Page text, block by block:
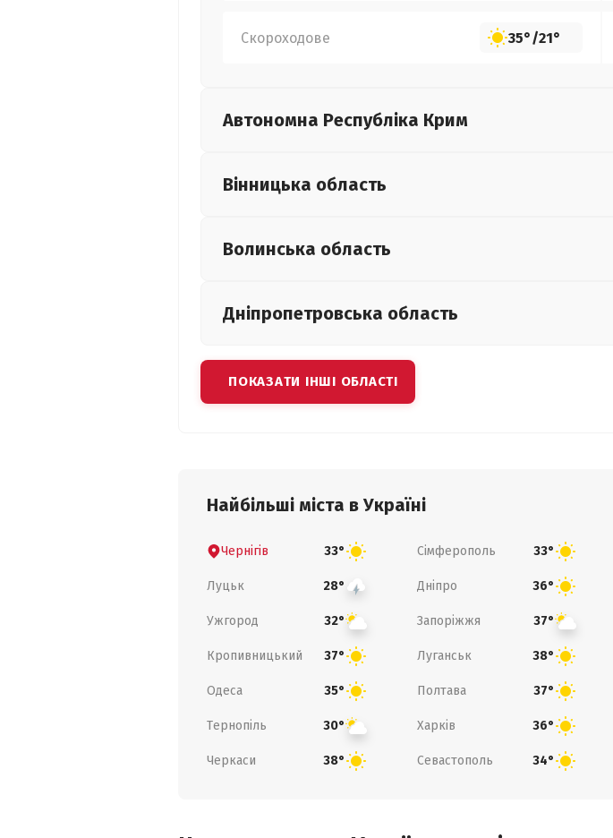
Скороходове 35°/21°
Автономна Республіка Крим
Вінницька область
Волинська область
Дніпропетровська область
ПОКАЗАТИ ІНШІ ОБЛАСТІ
Найбільші міста в Україні
Чернігів 33° Сімферополь 33°
Луцьк 28° Дніпро 36°
Ужгород 32° Запоріжжя 37°
Кропивницький 37° Луганськ 38°
Одеса 35° Полтава 37°
Тернопіль 30° Харків 36°
Черкаси 38° Севастополь 34°